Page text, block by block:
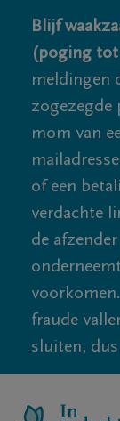
Blijf
(poging
meldingen
zogezegde
mom van
of een
verdachte
de
fraude
sluiten,